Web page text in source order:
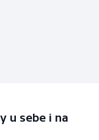
u sebe i na